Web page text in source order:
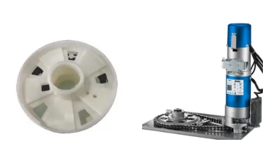
múltiples
variantes.
opciones
pueden
elegir